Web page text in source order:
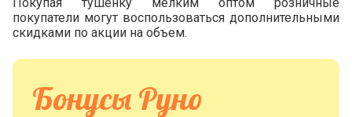
покупатели могут воспользоваться дополнительными
скидками по акции на объем.
Бонусы Руно